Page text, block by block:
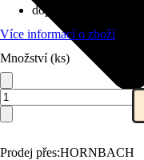
Prodej přes:HORNBACH
doporučení k lepení
Více informací o zboží
Množství (ks)